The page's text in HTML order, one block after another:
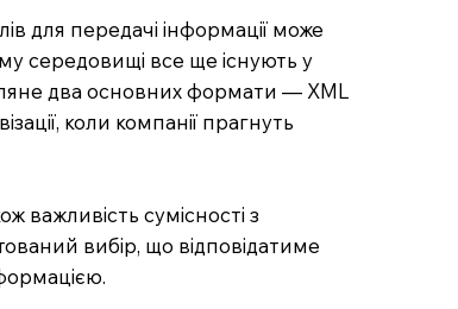
для передачі інформації може
середовищі все ще існують у
два основних формати — XML
коли компанії прагнуть
важливість сумісності з
вибір, що відповідатиме